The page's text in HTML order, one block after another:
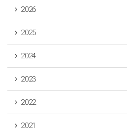
2026
2025
2024
2023
2022
2021